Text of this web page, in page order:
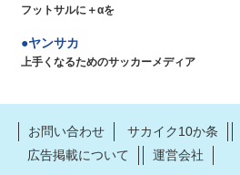
フットサルに＋αを
ヤンサカ
上手くなるためのサッカーメディア
お問い合わせ サカイク10か条
広告掲載について
運営会社